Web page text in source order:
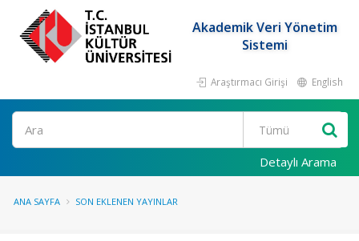
Akademik Veri Yönetim
Sistemi
Araştırmacı Girişi English
Ara
Detaylı Arama
ANA SAYFA SON EKLENEN YAYINLAR